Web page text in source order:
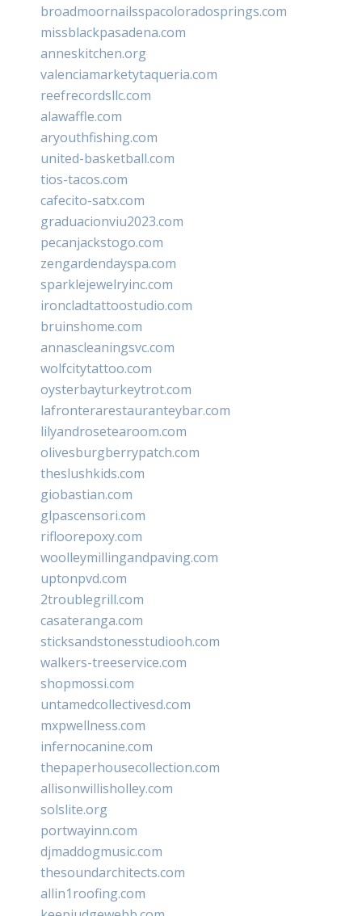
broadmoornailsspacoloradosprings.com
missblackpasadena.com
anneskitchen.org
valenciamarketytaqueria.com
reefrecordsllc.com
alawaffle.com
aryouthfishing.com
united-basketball.com
tios-tacos.com
cafecito-satx.com
graduacionviu2023.com
pecanjackstogo.com
zengardendayspa.com
sparklejewelryinc.com
ironcladtattoostudio.com
bruinshome.com
annascleaningsvc.com
wolfcitytattoo.com
oysterbayturkeytrot.com
lafronterarestauranteybar.com
lilyandrosetearoom.com
olivesburgberrypatch.com
theslushkids.com
giobastian.com
glpascensori.com
rifloorepoxy.com
woolleymillingandpaving.com
uptonpvd.com
2troublegrill.com
casateranga.com
sticksandstonesstudiooh.com
walkers-treeservice.com
shopmossi.com
untamedcollectivesd.com
mxpwellness.com
infernocanine.com
thepaperhousecollection.com
allisonwillisholley.com
solslite.org
portwayinn.com
djmaddogmusic.com
thesoundarchitects.com
allin1roofing.com